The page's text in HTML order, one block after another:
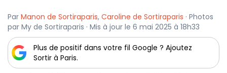
Par Manon de Sortiraparis, Caroline de Sortiraparis · Photos
par My de Sortiraparis · Mis à jour le 6 mai 2025 à 18h33
Plus de positif dans votre fil Google ? Ajoutez
Sortir à Paris.